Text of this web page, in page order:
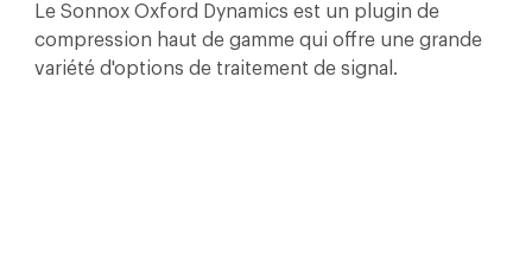
Le Sonnox Oxford Dynamics est un plugin de
compression haut de gamme qui offre une grande
variété d'options de traitement de signal.